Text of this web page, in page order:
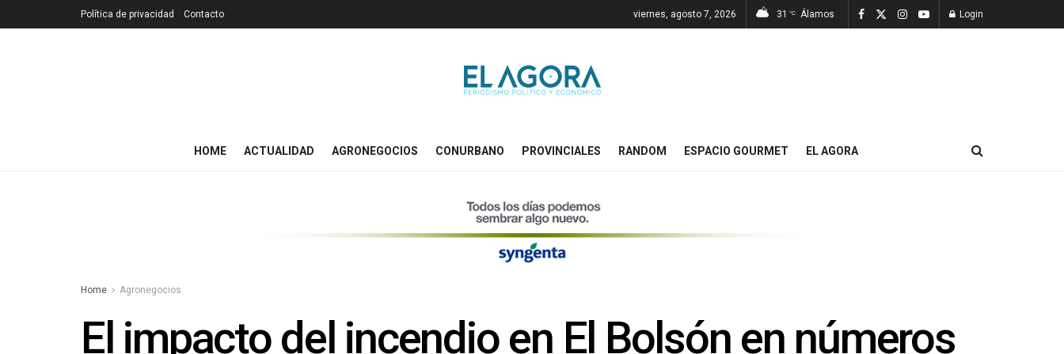
Política de privacidad Contacto viernes, agosto 7, 2026 31 °C Álamos Login
HOME ACTUALIDAD AGRONEGOCIOS CONURBANO PROVINCIALES RANDOM ESPACIO GOURMET EL AGORA
Home Agronegocios
El impacto del incendio en El Bolsón en números